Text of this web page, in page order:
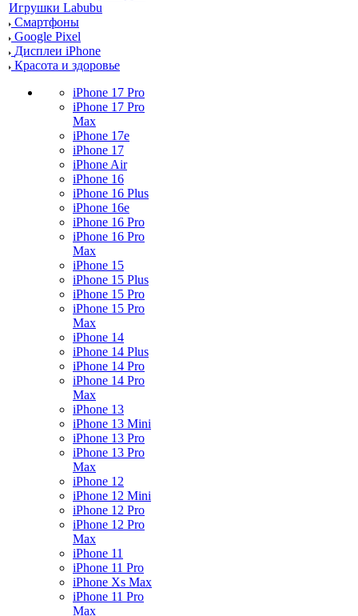
Игрушки Labubu
Смартфоны
Google Pixel
Дисплеи iPhone
Красота и здоровье
iPhone 17 Pro
iPhone 17 Pro
Max
iPhone 17e
iPhone 17
iPhone Air
iPhone 16
iPhone 16 Plus
iPhone 16e
iPhone 16 Pro
iPhone 16 Pro
Max
iPhone 15
iPhone 15 Plus
iPhone 15 Pro
iPhone 15 Pro
Max
iPhone 14
iPhone 14 Plus
iPhone 14 Pro
iPhone 14 Pro
Max
iPhone 13
iPhone 13 Mini
iPhone 13 Pro
iPhone 13 Pro
Max
iPhone 12
iPhone 12 Mini
iPhone 12 Pro
iPhone 12 Pro
Max
iPhone 11
iPhone 11 Pro
iPhone Xs Max
iPhone 11 Pro
Max